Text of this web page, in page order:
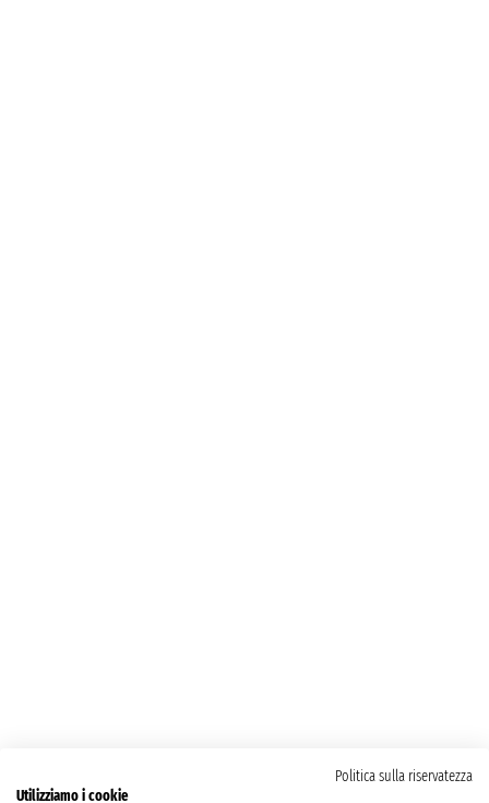
Politica sulla riservatezza
Utilizziamo i cookie